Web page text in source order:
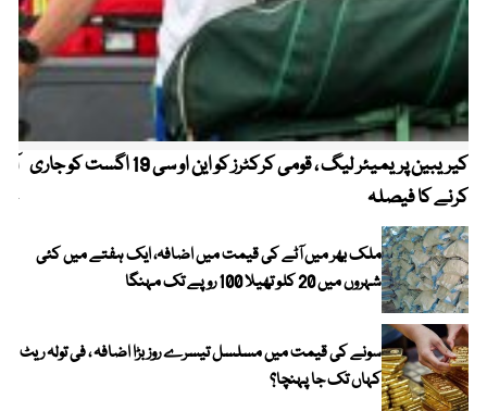
کیریبین پریمیئر لیگ ، قومی کرکٹرز کو این او سی 19 اگست کو جاری
کرنے کا فیصلہ
ملک بھر میں آٹے کی قیمت میں اضافہ، ایک ہفتے میں کئی
شہروں میں 20 کلو تھیلا 100 روپے تک مہنگا
سونے کی قیمت میں مسلسل تیسرے روز بڑا اضافہ ، فی تولہ ریٹ
کہاں تک جا پہنچا؟